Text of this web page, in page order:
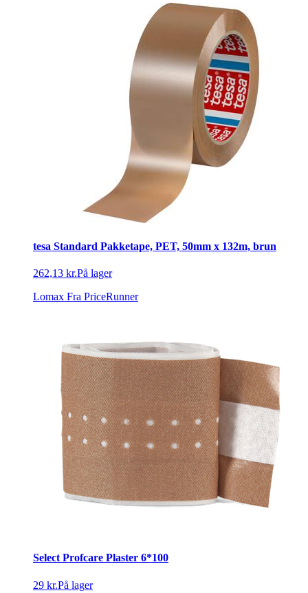
tesa Standard Pakketape, PET, 50mm x 132m, brun
262,13 kr.På lager
Lomax Fra PriceRunner
Select Profcare Plaster 6*100
29 kr.På lager